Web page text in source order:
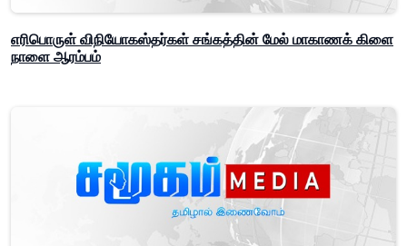
எரிபொருள் விநியோகஸ்தர்கள் சங்கத்தின் மேல் மாகாணக் கிளை
நாளை ஆரம்பம்